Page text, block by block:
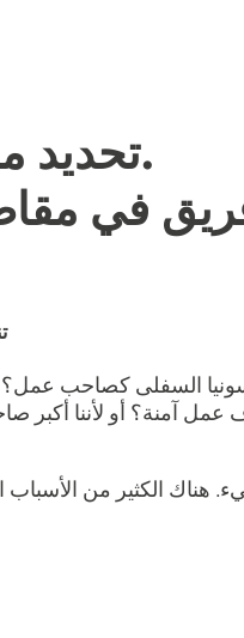
تحديد مستقبل العمل.
في
السفلى كصاحب عمل؟
عمل آمنة؟ أو لأننا
الكثير من الأسباب